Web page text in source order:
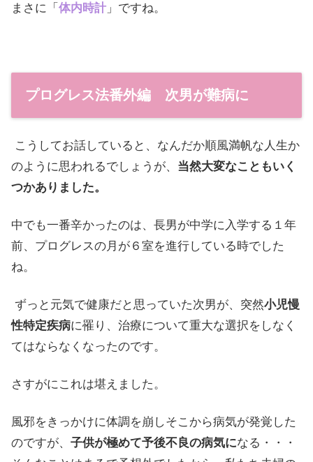
まさに「 体内時計 」ですね。
プログレス法番外編 次男が難病に
こうしてお話していると、なんだか順風満帆な人生か
のように思われるでしょうが、 当然大変なこともいく
つかありました。
中でも一番辛かったのは、長男が中学に入学する１年
前、プログレスの月が６室を進行している時でした
ね。
ずっと元気で健康だと思っていた次男が、突然小児慢
性特定疾病に罹り、治療について重大な選択をしなく
てはならなくなったのです。
さすがにこれは堪えました。
風邪をきっかけに体調を崩しそこから病気が発覚した
のですが、 子供が極めて予後不良の病気になる・・・